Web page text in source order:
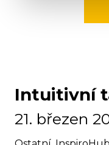
Intuitivní
21. březen